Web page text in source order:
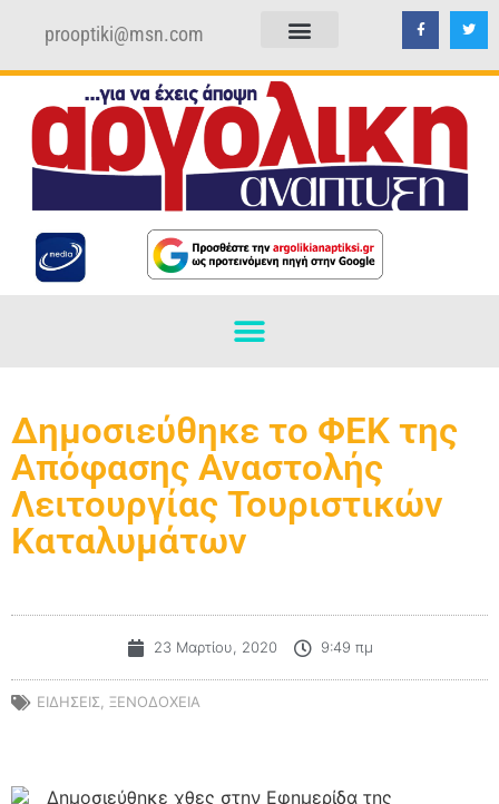
prooptiki@msn.com
Δημοσιεύθηκε το ΦΕΚ της
Απόφασης Αναστολής
Λειτουργίας Τουριστικών
Καταλυμάτων
23 Μαρτίου, 2020 9:49 πμ
ΕΙΔΗΣΕΙΣ, ΞΕΝΟΔΟΧΕΙΑ
Δημοσιεύθηκε χθες στην Εφημερίδα της